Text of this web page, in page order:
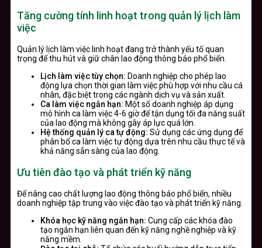
Tăng cường tính linh hoạt trong quản lý lịch làm
việc
Quản lý lịch làm việc linh hoạt đang trở thành yếu tố quan
trọng để thu hút và giữ chân lao động thông báo phổ biến.
Lịch làm việc tùy chọn: Doanh nghiệp cho phép lao
động lựa chọn thời gian làm việc phù hợp với nhu cầu cá
nhân, đặc biệt trong các ngành dịch vụ và sản xuất.
Ca làm việc ngắn hạn: Một số doanh nghiệp áp dụng
mô hình ca làm việc 4-6 giờ để tận dụng tối đa năng suất
của lao động mà không gây áp lực quá lớn.
Hệ thống quản lý ca tự động: Sử dụng các ứng dụng để
phân bổ ca làm việc tự động dựa trên nhu cầu thực tế và
khả năng sẵn sàng của lao động.
Ưu tiên đào tạo và phát triển kỹ năng
Để nâng cao chất lượng lao động thông báo phổ biến, nhiều
doanh nghiệp tập trung vào việc đào tạo và phát triển kỹ năng.
Khóa học kỹ năng ngắn hạn: Cung cấp các khóa đào
tạo ngắn hạn liên quan đến kỹ năng nghề nghiệp và kỹ
năng mềm.